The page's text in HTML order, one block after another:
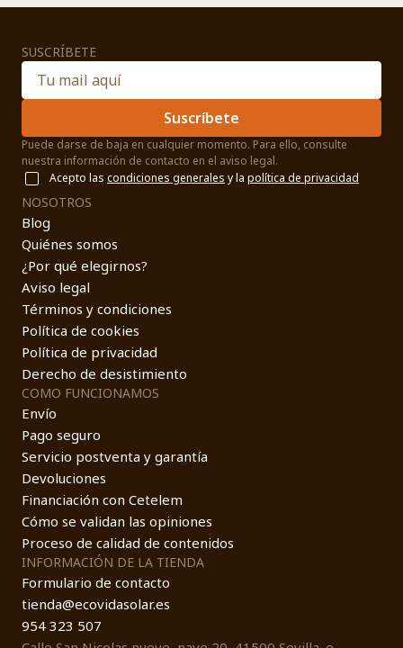
SUSCRÍBETE
Suscríbete
Puede darse de baja en cualquier momento. Para ello, consulte
nuestra información de contacto en el aviso legal.
Acepto las condiciones generales y la política de privacidad
NOSOTROS
Blog
Quiénes somos
¿Por qué elegirnos?
Aviso legal
Términos y condiciones
Política de cookies
Política de privacidad
Derecho de desistimiento
COMO FUNCIONAMOS
Envío
Pago seguro
Servicio postventa y garantía
Devoluciones
Financiación con Cetelem
Cómo se validan las opiniones
Proceso de calidad de contenidos
INFORMACIÓN DE LA TIENDA
Formulario de contacto
tienda@ecovidasolar.es
954 323 507